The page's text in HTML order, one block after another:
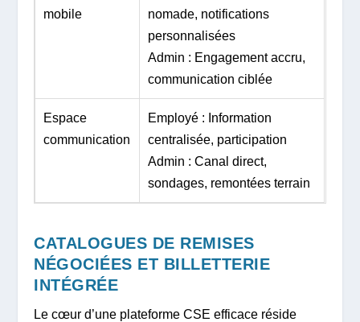
mobile
nomade, notifications
personnalisées
Admin : Engagement accru,
communication ciblée
Espace
communication
Employé : Information
centralisée, participation
Admin : Canal direct,
sondages, remontées terrain
CATALOGUES DE REMISES
NÉGOCIÉES ET BILLETTERIE
INTÉGRÉE
Le cœur d’une plateforme CSE efficace réside